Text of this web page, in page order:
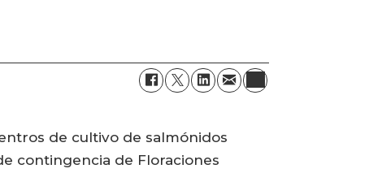
de cultivo de salmónidos
contingencia de Floraciones